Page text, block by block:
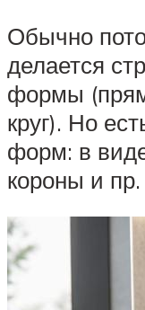
Обычно
делается
формы
круг). Но
форм: в
короны и пр.